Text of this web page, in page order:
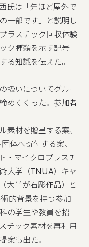
氏は「先ほど屋外で
一部です」と説明し
ラスチック回収体験
ク種類を示す記号
る知識を伝えた。
扱いについてグルー
めくくった。参加者
素材を贈呈する案、
体へ寄付する案、
・マイクロプラスチ
大学（TNUA）キャ
大半が石彫作品）と
的背景を持つ参加
の学生や教員を招
チック素材を再利用
案も出た。